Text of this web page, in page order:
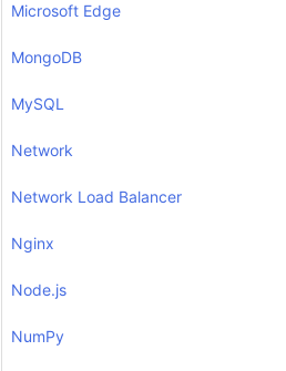
Microsoft Edge
MongoDB
MySQL
Network
Network Load Balancer
Nginx
Node.js
NumPy